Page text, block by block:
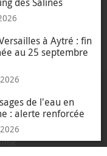
de cookies pour des
de mesure
aux données à
personnelles
le message
à Aytré : fin
au 25 septembre
de l'eau en
: alerte renforcée